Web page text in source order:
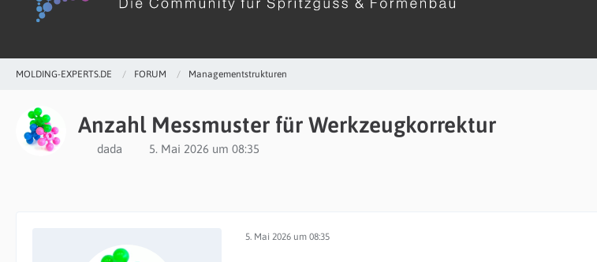
MOLDING-EXPERTS.DE FORUM Managementstrukturen
Anzahl Messmuster für Werkzeugkorrektur
dada 5. Mai 2026 um 08:35
5. Mai 2026 um 08:35